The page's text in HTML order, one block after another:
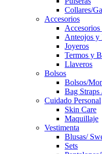
Collares/
Accesorios
Accesorios
Anteojos y
Joyeros
Termos y
Llaveros
Bolsos
Bolsos/
Bag Straps
Cuidado Personal
Skin Care
Maquillaje
Vestimenta
Blusas/
Sets